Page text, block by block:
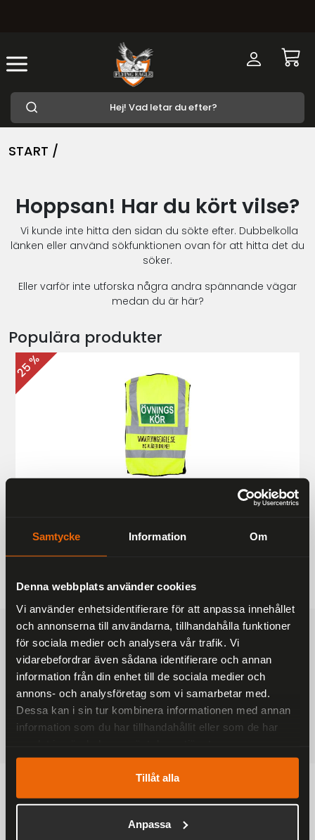
Samtycke Information Om
Denna webbplats använder cookies
Vi använder enhetsidentifierare för att anpassa innehållet
och annonserna till användarna, tillhandahålla funktioner
för sociala medier och analysera vår trafik. Vi
vidarebefordrar även sådana identifierare och annan
information från din enhet till de sociala medier och
annons- och analysföretag som vi samarbetar med.
Dessa kan i sin tur kombinera informationen med annan
information som du har tillhandahållit eller som de har
Tillåt alla
Anpassa
START /
Hoppsan! Har du kört vilse?
Vi kunde inte hitta den sidan du sökte efter. Dubbelkolla
länken eller använd sökfunktionen ovan för att hitta det du
söker.
Eller varför inte utforska några andra spännande vägar
medan du är här?
Populära produkter
25 %
187 kr
249 kr
FRAKTFRITT
På alla ordrar över 2000 kr
1-3 DAGAR LEVERANS
Inom Sverige med DHL
SÄKRA BETALNINGAR
Betalkort, Klarna eller Swish